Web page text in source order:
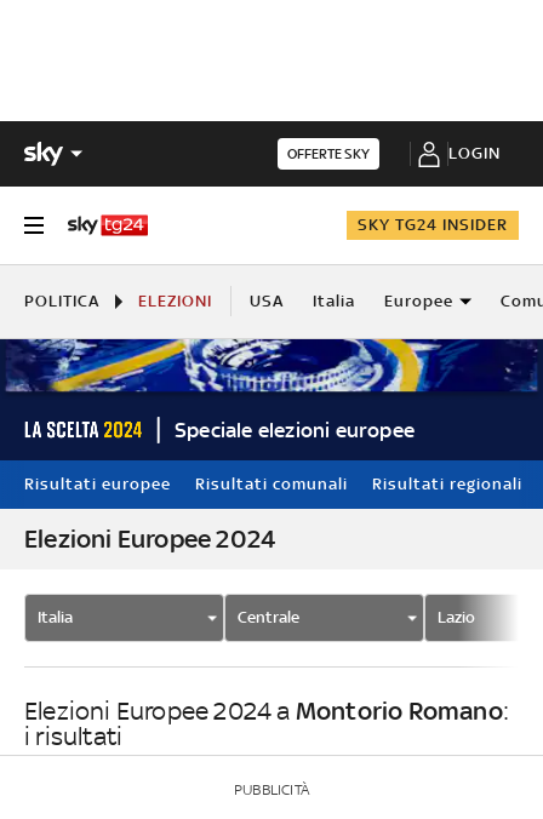
OFFERTE SKY LOGIN
SKY TG24 INSIDER
POLITICA ELEZIONI USA Italia Europee
Speciale elezioni europee
Risultati europee Risultati comunali Risultati regionali
Elezioni Europee 2024
Italia Centrale Lazio
Elezioni Europee 2024 a Montorio Romano:
i risultati
PUBBLICITÀ